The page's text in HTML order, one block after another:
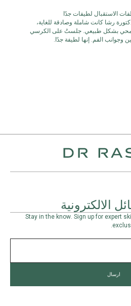
الاستقبال لطيفات جدًا
رشا كانت شاملة وصادقة للغاية،
بشكل طبيعي. جلستُ على الكرسي
الفم. إنها لطيفة جدًا.
Stay in the know. Sign up for